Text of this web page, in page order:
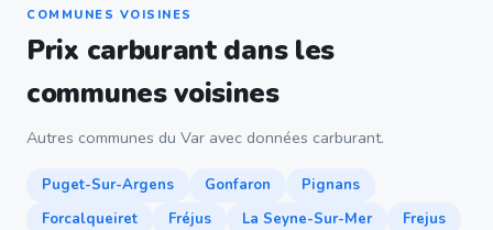
COMMUNES VOISINES
Prix carburant dans les
communes voisines
Autres communes du Var avec données carburant.
Puget-Sur-Argens Gonfaron
Pignans
Forcalqueiret
Fréjus La Seyne-Sur-Mer
Frejus